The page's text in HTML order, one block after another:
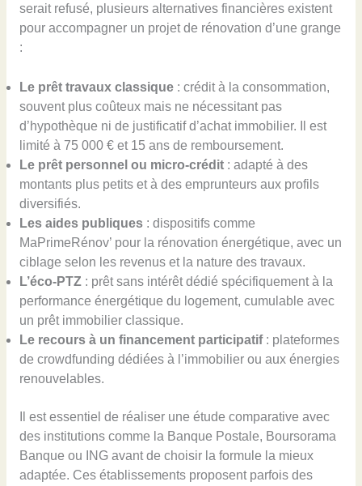
serait refusé, plusieurs alternatives financières existent
pour accompagner un projet de rénovation d’une grange
:
Le prêt travaux classique: crédit à la consommation,
souvent plus coûteux mais ne nécessitant pas
d’hypothèque ni de justificatif d’achat immobilier. Il est
limité à 75 000 € et 15 ans de remboursement.
Le prêt personnel ou micro-crédit: adapté à des
montants plus petits et à des emprunteurs aux profils
diversifiés.
Les aides publiques: dispositifs comme
MaPrimeRénov’ pour la rénovation énergétique, avec un
ciblage selon les revenus et la nature des travaux.
L’éco-PTZ: prêt sans intérêt dédié spécifiquement à la
performance énergétique du logement, cumulable avec
un prêt immobilier classique.
Le recours à un financement participatif: plateformes
de crowdfunding dédiées à l’immobilier ou aux énergies
renouvelables.
Il est essentiel de réaliser une étude comparative avec
des institutions comme la Banque Postale, Boursorama
Banque ou ING avant de choisir la formule la mieux
adaptée. Ces établissements proposent parfois des